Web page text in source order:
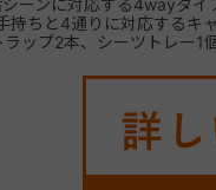
ーンに対応する4wayタ
持ちと4通りに対応する
ップ2本、シーツトレー1